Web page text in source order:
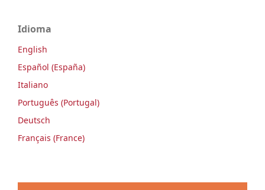
Idioma
English
Español (España)
Italiano
Português (Portugal)
Deutsch
Français (France)